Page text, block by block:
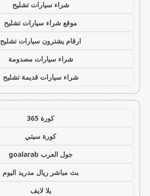
شراء سيارات تشليح
موقع شراء سيارات تشليح
ارقام يشترون سيارات تشليح
شراء سيارات مصدومة
شراء سيارات قديمة تشليح
كورة 365
كورة سيتي
جول العرب goalarab
بث مباشر ريال مدريد اليوم
يلا لايف